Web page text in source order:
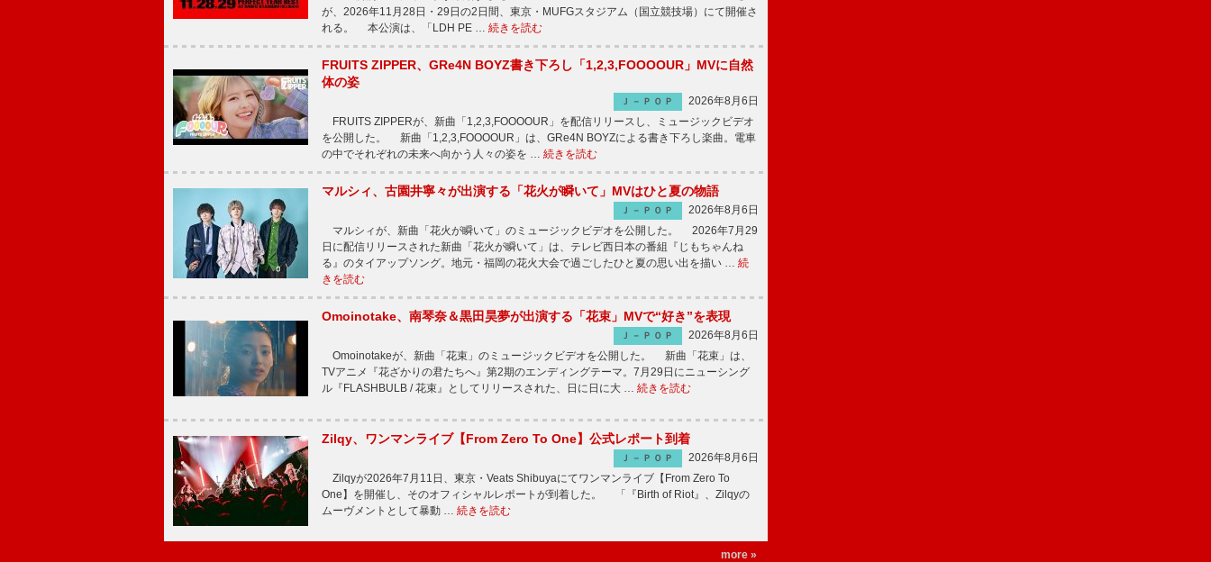
が、2026年11月28日・29日の2日間、東京・MUFGスタジアム（国立競技場）にて開催さ
れる。 本公演は、「LDH PE … 続きを読む
FRUITS ZIPPER、GRe4N BOYZ書き下ろし「1,2,3,FOOOOUR」MVに自然
体の姿
Ｊ－ＰＯＰ
2026年8月6日
FRUITS ZIPPERが、新曲「1,2,3,FOOOOUR」を配信リリースし、ミュージックビデオ
を公開した。 新曲「1,2,3,FOOOOUR」は、GRe4N BOYZによる書き下ろし楽曲。電車
の中でそれぞれの未来へ向かう人々の姿を … 続きを読む
マルシィ、古園井寧々が出演する「花火が瞬いて」MVはひと夏の物語
Ｊ－ＰＯＰ
2026年8月6日
マルシィが、新曲「花火が瞬いて」のミュージックビデオを公開した。 2026年7月29
日に配信リリースされた新曲「花火が瞬いて」は、テレビ西日本の番組『じもちゃんね
る』のタイアップソング。地元・福岡の花火大会で過ごしたひと夏の思い出を描い … 続
きを読む
Omoinotake、南琴奈＆黒田昊夢が出演する「花束」MVで“好き”を表現
Ｊ－ＰＯＰ
2026年8月6日
Omoinotakeが、新曲「花束」のミュージックビデオを公開した。 新曲「花束」は、
TVアニメ『花ざかりの君たちへ』第2期のエンディングテーマ。7月29日にニューシング
ル『FLASHBULB / 花束』としてリリースされた、日に日に大 … 続きを読む
Zilqy、ワンマンライブ【From Zero To One】公式レポート到着
Ｊ－ＰＯＰ
2026年8月6日
Zilqyが2026年7月11日、東京・Veats Shibuyaにてワンマンライブ【From Zero To
One】を開催し、そのオフィシャルレポートが到着した。 「『Birth of Riot』、Zilqyの
ムーヴメントとして暴動 … 続きを読む
more »